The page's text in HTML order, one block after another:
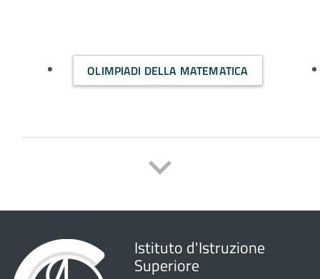
OLIMPIADI DELLA MATEMATICA
Istituto d'Istruzione
Superiore